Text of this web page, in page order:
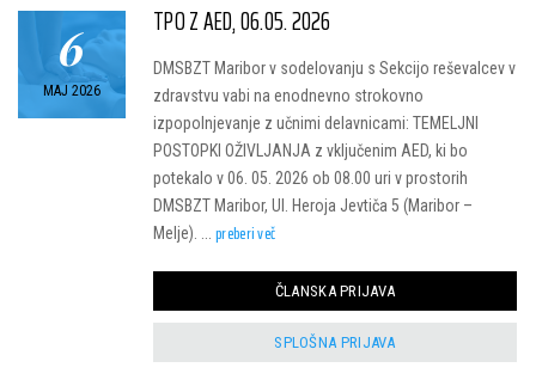
6
MAJ 2026
TPO Z AED, 06.05. 2026
DMSBZT Maribor v sodelovanju s Sekcijo reševalcev v
zdravstvu vabi na enodnevno strokovno
izpopolnjevanje z učnimi delavnicami: TEMELJNI
POSTOPKI OŽIVLJANJA z vključenim AED, ki bo
potekalo v 06. 05. 2026 ob 08.00 uri v prostorih
DMSBZT Maribor, Ul. Heroja Jevtiča 5 (Maribor –
Melje). ... preberi več
ČLANSKA PRIJAVA
SPLOŠNA PRIJAVA